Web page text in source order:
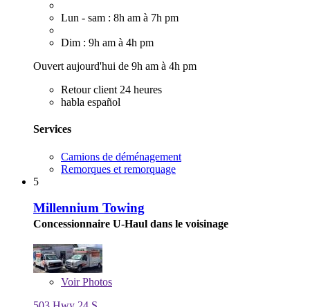
Lun - sam : 8h am à 7h pm
Dim : 9h am à 4h pm
Ouvert aujourd'hui de 9h am à 4h pm
Retour client 24 heures
habla español
Services
Camions de déménagement
Remorques et remorquage
5
Millennium Towing
Concessionnaire U-Haul dans le voisinage
VoirPhotos